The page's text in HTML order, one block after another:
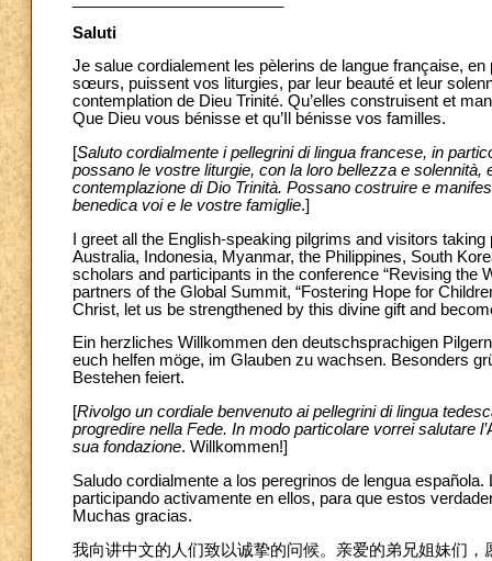
Saluti
Je salue cordialement les pèlerins de langue française,
sœurs, puissent vos liturgies, par leur beauté et leur
contemplation de Dieu Trinité. Qu’elles construisent et
Que Dieu vous bénisse et qu’Il bénisse vos familles.
[Saluto cordialmente i pellegrini di lingua francese, in
possano le vostre liturgie, con la loro bellezza e
contemplazione di Dio Trinità. Possano costruire e
benedica voi e le vostre famiglie.]
I greet all the English-speaking pilgrims and visitors
Australia, Indonesia, Myanmar, the Philippines, South
scholars and participants in the conference “Revising the
partners of the Global Summit, “Fostering Hope for
Christ, let us be strengthened by this divine gift and
Ein herzliches Willkommen den deutschsprachigen
euch helfen möge, im Glauben zu wachsen. Besonders
Bestehen feiert.
[Rivolgo un cordiale benvenuto ai pellegrini di lingua
progredire nella Fede. In modo particolare vorrei salutare l’
sua fondazione. Willkommen!]
Saludo cordialmente a los peregrinos de lengua
participando activamente en ellos, para que estos
Muchas gracias.
我向讲中文的人们致以诚挚的问候。亲爱的弟兄姐妹们